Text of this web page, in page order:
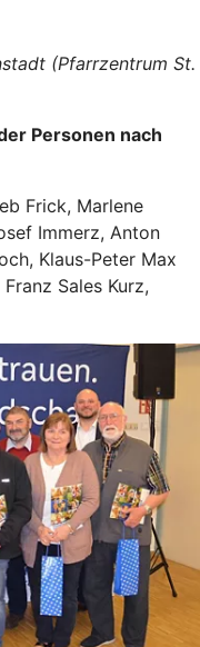
(Pfarrzentrum St.
Personen nach
Frick, Marlene
Immerz, Anton
Klaus-Peter Max
Sales Kurz,